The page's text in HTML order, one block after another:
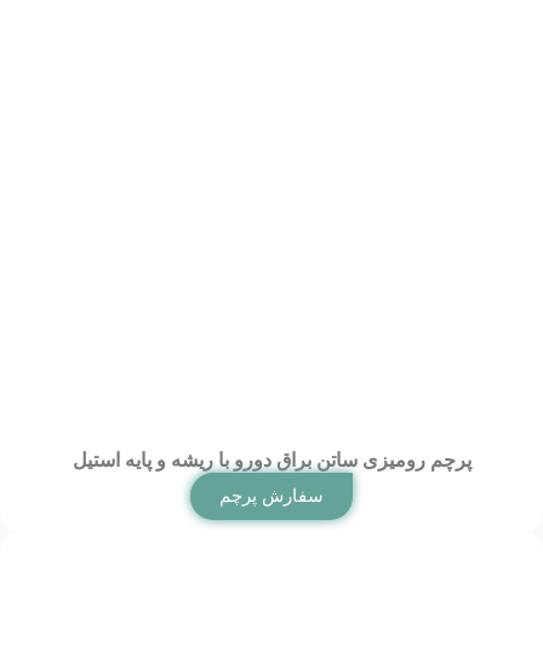
پرچم رومیزی ساتن براق دورو با ریشه و پایه استیل
سفارش پرچم